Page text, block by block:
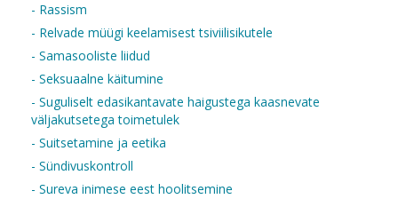
- Rassism
- Relvade müügi keelamisest tsiviilisikutele
- Samasooliste liidud
- Seksuaalne käitumine
- Suguliselt edasikantavate haigustega kaasnevate
väljakutsetega toimetulek
- Suitsetamine ja eetika
- Sündivuskontroll
- Sureva inimese eest hoolitsemine